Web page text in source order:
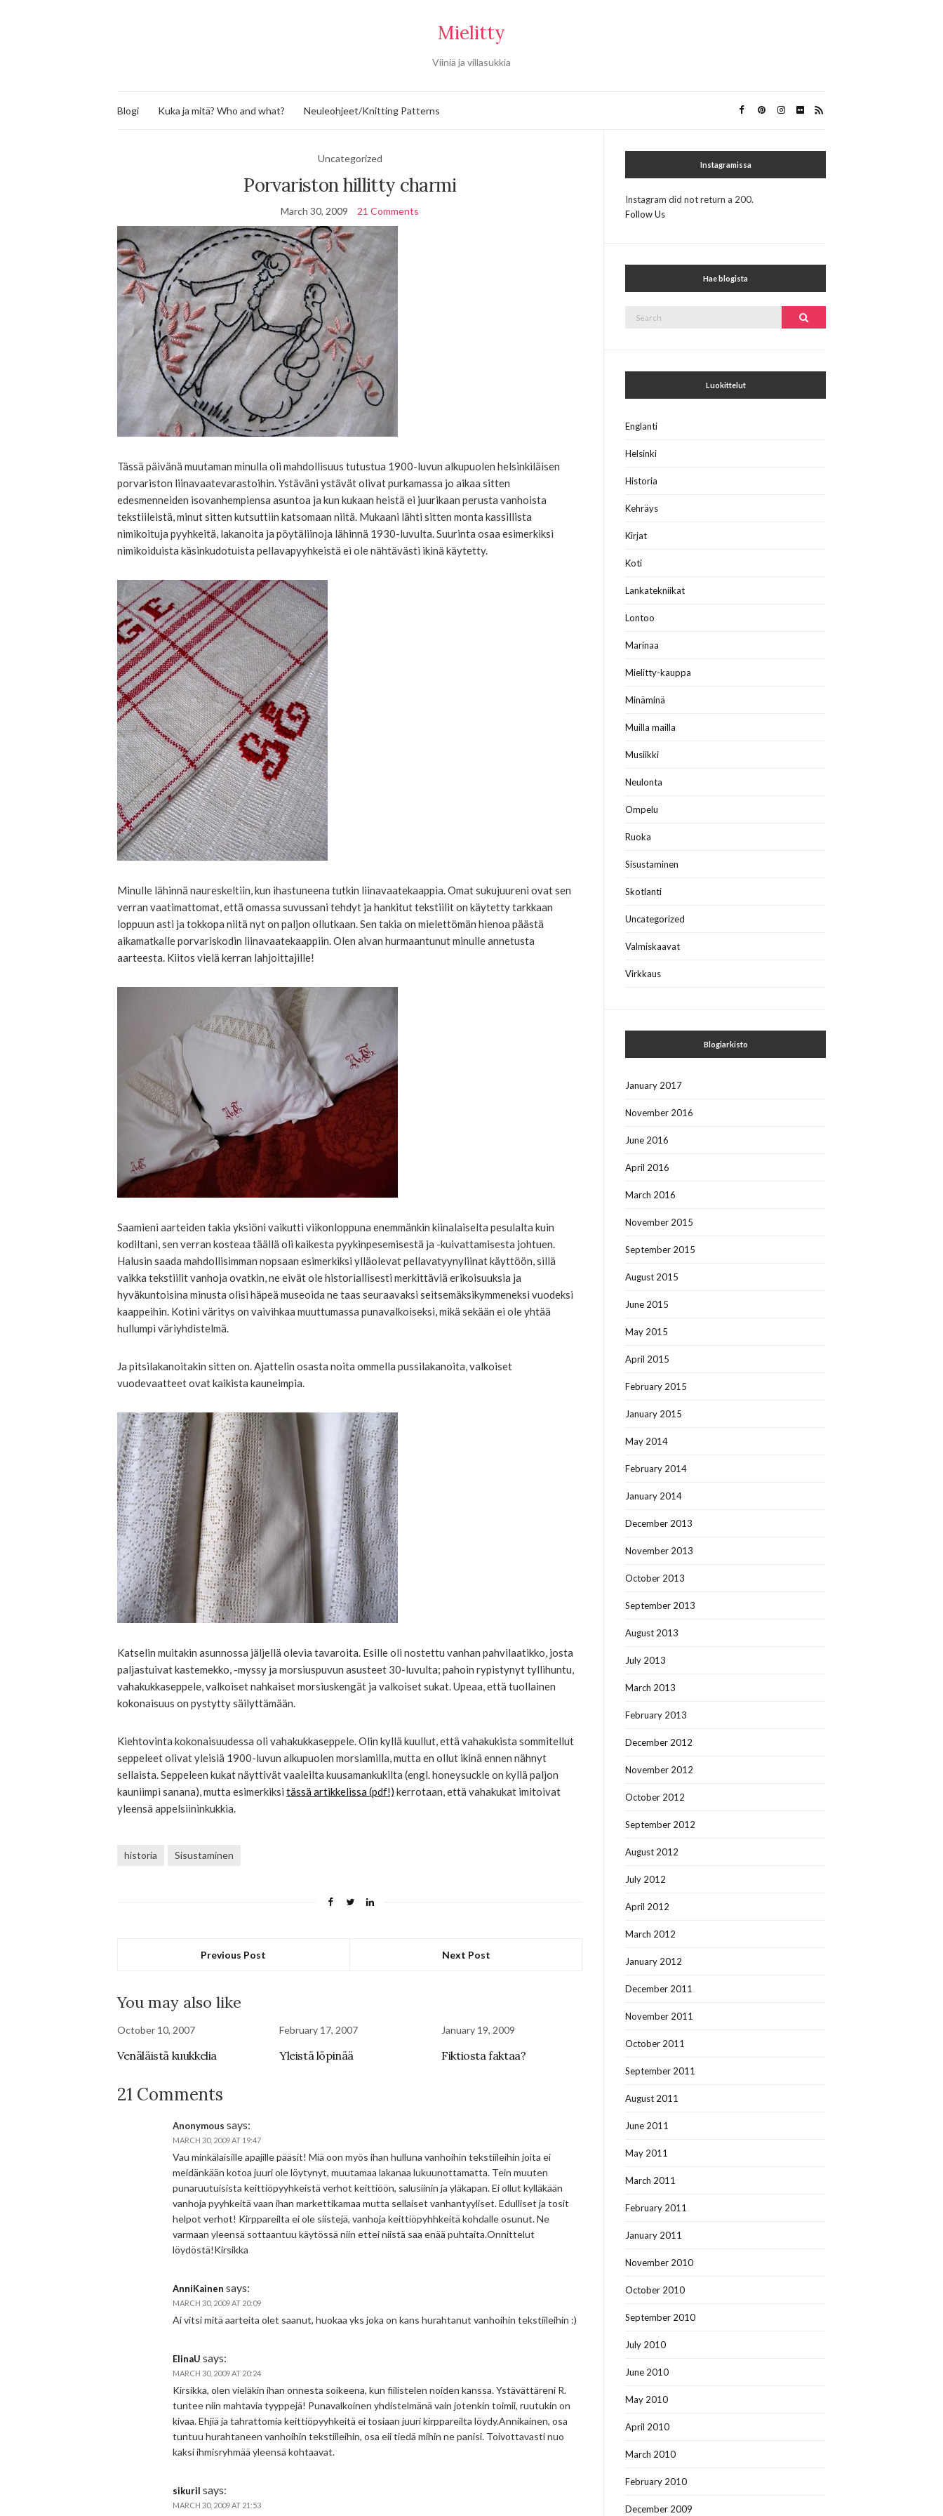
Mielitty
Viiniä ja villasukkia
Blogi Kuka ja mitä? Who and what? Neuleohjeet/Knitting Patterns
Uncategorized
Porvariston hillitty charmi
March 30, 2009 21 Comments
Tässä päivänä muutaman minulla oli mahdollisuus tutustua 1900-luvun alkupuolen helsinkiläisen
porvariston liinavaatevarastoihin. Ystäväni ystävät olivat purkamassa jo aikaa sitten
edesmenneiden isovanhempiensa asuntoa ja kun kukaan heistä ei juurikaan perusta vanhoista
tekstiileistä, minut sitten kutsuttiin katsomaan niitä. Mukaani lähti sitten monta kassillista
nimikoituja pyyhkeitä, lakanoita ja pöytäliinoja lähinnä 1930-luvulta. Suurinta osaa esimerkiksi
nimikoiduista käsinkudotuista pellavapyyhkeistä ei ole nähtävästi ikinä käytetty.
Minulle lähinnä naureskeltiin, kun ihastuneena tutkin liinavaatekaappia. Omat sukujuureni ovat sen
verran vaatimattomat, että omassa suvussani tehdyt ja hankitut tekstiilit on käytetty tarkkaan
loppuun asti ja tokkopa niitä nyt on paljon ollutkaan. Sen takia on mielettömän hienoa päästä
aikamatkalle porvariskodin liinavaatekaappiin. Olen aivan hurmaantunut minulle annetusta
aarteesta. Kiitos vielä kerran lahjoittajille!
Saamieni aarteiden takia yksiöni vaikutti viikonloppuna enemmänkin kiinalaiselta pesulalta kuin
kodiltani, sen verran kosteaa täällä oli kaikesta pyykinpesemisestä ja -kuivattamisesta johtuen.
Halusin saada mahdollisimman nopsaan esimerkiksi ylläolevat pellavatyynyliinat käyttöön, sillä
vaikka tekstiilit vanhoja ovatkin, ne eivät ole historiallisesti merkittäviä erikoisuuksia ja
hyväkuntoisina minusta olisi häpeä museoida ne taas seuraavaksi seitsemäksikymmeneksi vuodeksi
kaappeihin. Kotini väritys on vaivihkaa muuttumassa punavalkoiseksi, mikä sekään ei ole yhtää
hullumpi väriyhdistelmä.
Ja pitsilakanoitakin sitten on. Ajattelin osasta noita ommella pussilakanoita, valkoiset
vuodevaatteet ovat kaikista kauneimpia.
Katselin muitakin asunnossa jäljellä olevia tavaroita. Esille oli nostettu vanhan pahvilaatikko, josta
paljastuivat kastemekko, -myssy ja morsiuspuvun asusteet 30-luvulta; pahoin rypistynyt tyllihuntu,
vahakukkaseppele, valkoiset nahkaiset morsiuskengät ja valkoiset sukat. Upeaa, että tuollainen
kokonaisuus on pystytty säilyttämään.
Kiehtovinta kokonaisuudessa oli vahakukkaseppele. Olin kyllä kuullut, että vahakukista sommitellut
seppeleet olivat yleisiä 1900-luvun alkupuolen morsiamilla, mutta en ollut ikinä ennen nähnyt
sellaista. Seppeleen kukat näyttivät vaaleilta kuusamankukilta (engl. honeysuckle on kyllä paljon
kauniimpi sanana), mutta esimerkiksi tässä artikkelissa (pdf!) kerrotaan, että vahakukat imitoivat
yleensä appelsiininkukkia.
historia Sisustaminen
Previous Post Next Post
You may also like
October 10, 2007
Venäläistä kuukkelia
February 17, 2007
Yleistä löpinää
January 19, 2009
Fiktiosta faktaa?
21 Comments
Anonymous says:
MARCH 30, 2009 AT 19:47
Vau minkälaisille apajille pääsit! Miä oon myös ihan hulluna vanhoihin tekstiileihin joita ei
meidänkään kotoa juuri ole löytynyt, muutamaa lakanaa lukuunottamatta. Tein muuten
punaruutuisista keittiöpyyhkeistä verhot keittiöön, salusiinin ja yläkapan. Ei ollut kylläkään
vanhoja pyyhkeitä vaan ihan markettikamaa mutta sellaiset vanhantyyliset. Edulliset ja tosit
helpot verhot! Kirppareilta ei ole siistejä, vanhoja keittiöpyhhkeitä kohdalle osunut. Ne
varmaan yleensä sottaantuu käytössä niin ettei niistä saa enää puhtaita.Onnittelut
löydöstä!Kirsikka
AnniKainen says:
MARCH 30, 2009 AT 20:09
Ai vitsi mitä aarteita olet saanut, huokaa yks joka on kans hurahtanut vanhoihin tekstiileihin :)
ElinaU says:
MARCH 30, 2009 AT 20:24
Kirsikka, olen vieläkin ihan onnesta soikeena, kun fiilistelen noiden kanssa. Ystävättäreni R.
tuntee niin mahtavia tyyppejä! Punavalkoinen yhdistelmänä vain jotenkin toimii, ruutukin on
kivaa. Ehjiä ja tahrattomia keittiöpyyhkeitä ei tosiaan juuri kirppareilta löydy.Annikainen, osa
tuntuu hurahtaneen vanhoihin tekstiileihin, osa eii tiedä mihin ne panisi. Toivottavasti nuo
kaksi ihmisryhmää yleensä kohtaavat.
sikuril says:
MARCH 30, 2009 AT 21:53
Instagramissa
Instagram did not return a 200.
Follow Us
Hae blogista
Search
Luokittelut
Englanti
Helsinki
Historia
Kehräys
Kirjat
Koti
Lankatekniikat
Lontoo
Marinaa
Mielitty-kauppa
Minäminä
Muilla mailla
Musiikki
Neulonta
Ompelu
Ruoka
Sisustaminen
Skotlanti
Uncategorized
Valmiskaavat
Virkkaus
Blogiarkisto
January 2017
November 2016
June 2016
April 2016
March 2016
November 2015
September 2015
August 2015
June 2015
May 2015
April 2015
February 2015
January 2015
May 2014
February 2014
January 2014
December 2013
November 2013
October 2013
September 2013
August 2013
July 2013
March 2013
February 2013
December 2012
November 2012
October 2012
September 2012
August 2012
July 2012
April 2012
March 2012
January 2012
December 2011
November 2011
October 2011
September 2011
August 2011
June 2011
May 2011
March 2011
February 2011
January 2011
November 2010
October 2010
September 2010
July 2010
June 2010
May 2010
April 2010
March 2010
February 2010
December 2009